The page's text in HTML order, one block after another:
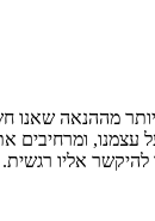
מההנאה שאנו
עצמנו,
אליו רגשית.